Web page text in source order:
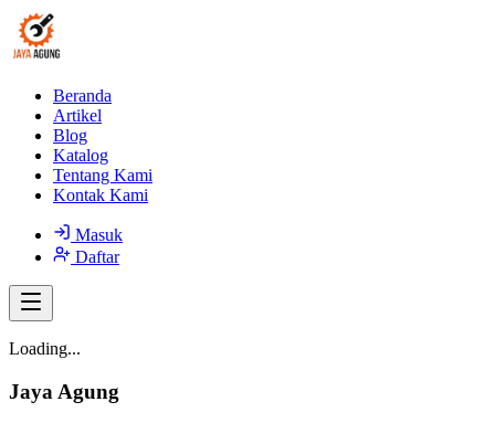
Beranda
Artikel
Blog
Katalog
Tentang Kami
Kontak Kami
Masuk
Daftar
Loading...
Jaya Agung